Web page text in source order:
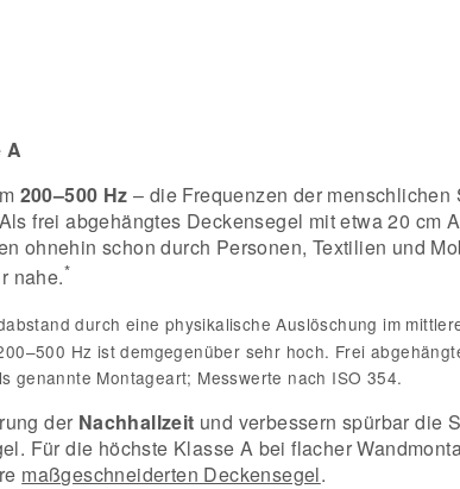
A
200–500 Hz – die Frequenzen der
frei abgehängtes Deckensegel mit etwa 20 cm
ohnehin schon durch Personen, Textilien und
nahe.*
durch eine physikalische Auslöschung im
Hz ist demgegenüber sehr hoch. Frei
genannte Montageart; Messwerte nach ISO 354.
der Nachhallzeit und verbessern spürbar die
Für die höchste Klasse A bei flacher
maßgeschneiderten Deckensegel.